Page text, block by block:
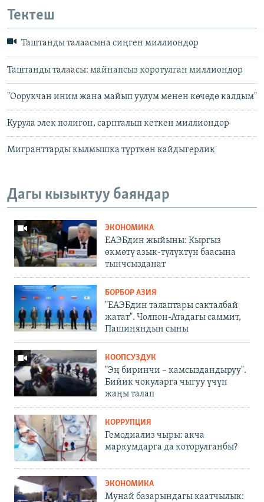
Тектеш
Таштанды талаасына сиңген миллиондор
Таштанды талаасы: майнапсыз коротулган миллиондор
"Оорукчан иним жана майып уулум менен көчөдө калдым"
Курула элек полигон, сарпталып кеткен миллиондор
Мигранттарды кылмышка түрткөн кайдыгерлик
Дагы кызыктуу баяндар
ЭКОНОМИКА
ЕАЭБдин жыйыны: Кыргыз
өкмөтү азык-түлүктүн баасына
тынчсызданат
БОРБОР АЗИЯ
"ЕАЭБдин талаптары сакталбай
жатат". Чолпон-Атадагы саммит,
Пашиняндын сыны
КООПСУЗДУК
"Эң биринчи – камсыздандыруу".
Бийик чокуларга чыгуу үчүн
жаңы талап
КОРРУПЦИЯ
Гемодиализ чыры: акча
маркумдарга да которулганбы?
ЭКОНОМИКА
Мунай базарындагы каатчылык: